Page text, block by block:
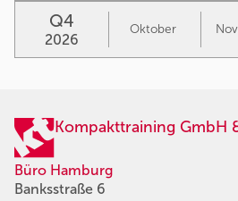
Q4
2026
Oktober
Kompakttraining GmbH
Büro Hamburg
Banksstraße 6